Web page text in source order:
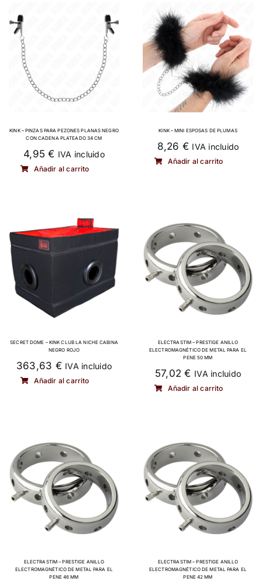
JUGUETES
CONTACTO
POLÍTICA DE PRIVACIDAD
KINK – PINZAS PARA PEZONES PLANAS NEGRO
CON CADENA PLATEADO 34 CM
4,95€ IVA incluido
Añadir al carrito
KINK – MINI ESPOSAS DE PLUMAS
8,26 € IVA incluido
Añadir al carrito
SECRET DOME – KINK CLUB LA NICHE CABINA
NEGRO ROJO
363,63 € IVA incluido
Añadir al carrito
ELECTRASTIM – PRESTIGE ANILLO
ELECTROMAGNÉTICO DE METAL PARA EL
PENE 50 MM
57,02€ IVA incluido
Añadir al carrito
ELECTRASTIM – PRESTIGE ANILLO
ELECTROMAGNÉTICO DE METAL PARA EL
PENE 46 MM
ELECTRASTIM – PRESTIGE ANILLO
ELECTROMAGNÉTICO DE METAL PARA EL
PENE 42 MM